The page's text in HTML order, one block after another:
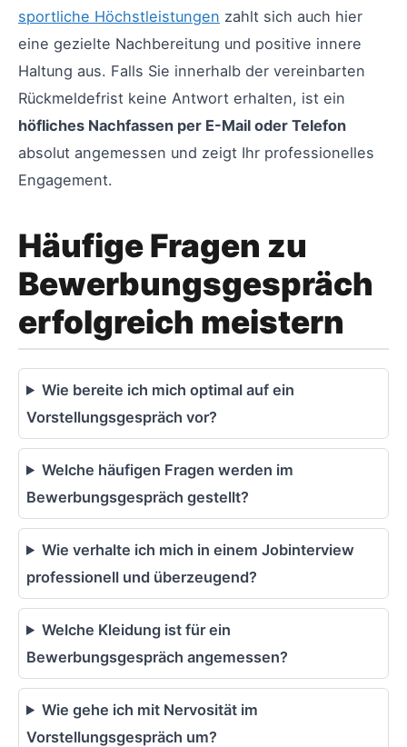
sportliche Höchstleistungen zahlt sich auch hier
eine gezielte Nachbereitung und positive innere
Haltung aus. Falls Sie innerhalb der vereinbarten
Rückmeldefrist keine Antwort erhalten, ist ein
höfliches Nachfassen per E-Mail oder Telefon
absolut angemessen und zeigt Ihr professionelles
Engagement.
Häufige Fragen zu
Bewerbungsgespräch
erfolgreich meistern
Wie bereite ich mich optimal auf ein
Vorstellungsgespräch vor?
Welche häufigen Fragen werden im
Bewerbungsgespräch gestellt?
Wie verhalte ich mich in einem Jobinterview
professionell und überzeugend?
Welche Kleidung ist für ein
Bewerbungsgespräch angemessen?
Wie gehe ich mit Nervosität im
Vorstellungsgespräch um?